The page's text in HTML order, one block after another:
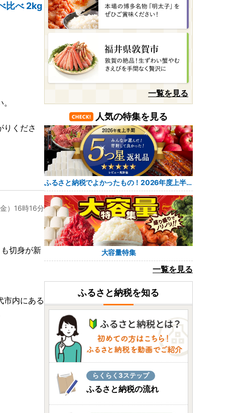
比べ 2kg
りくださ
）16時16分
切身が新
市内にある
一覧を見る
人気の特集を見る
ふるさと納税でよかったもの！2026年度上半期 レビュー5つ星返礼品
大容量特集
一覧を見る
ふるさと納税を知る
らくらく3ステップ
ふるさと納税の流れ